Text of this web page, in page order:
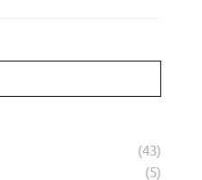
(43)
(5)